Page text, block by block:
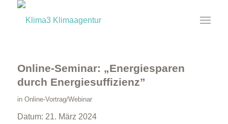
Online-Seminar: „Energiesparen
durch Energiesuffizienz”
in Online-Vortrag/Webinar
Datum: 21. März 2024